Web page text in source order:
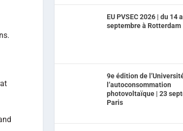
EU PVSEC 2026 | du 14
septembre à Rotterdam
9e édition de
l’autoconsommation
photovoltaïque | 23
Paris